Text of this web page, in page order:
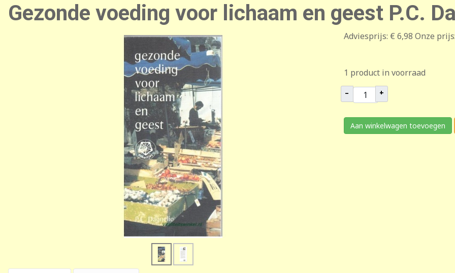
Gezonde voeding voor lichaam en geest P.C.
Adviesprijs: € 6,98 Onze prijs:
1 product in voorraad
– +
Aan winkelwagen toevoegen